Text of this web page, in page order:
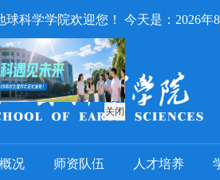
球科学学院欢迎您！ 今天是： 2026年
况 师资队伍 人才培养
关闭